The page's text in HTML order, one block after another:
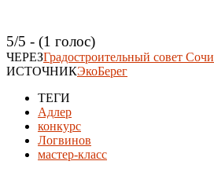
5/5 - (1 голос)
ЧЕРЕЗГрадостроительный совет Сочи
ИСТОЧНИКЭкоБерег
ТЕГИ
Адлер
конкурс
Логвинов
мастер-класс